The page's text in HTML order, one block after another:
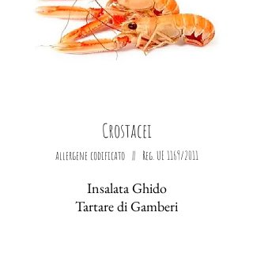
Crostacei
allergene codificato || Reg. UE 1169/2011
Insalata Ghido
Tartare di Gamberi